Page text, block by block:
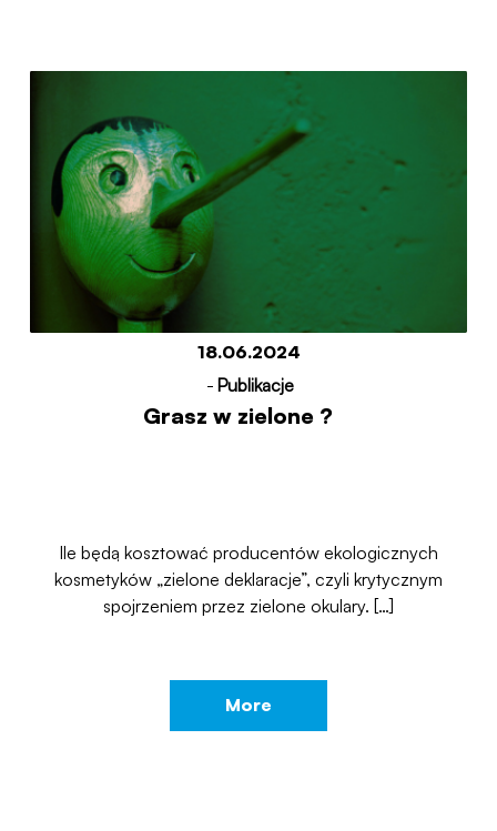
18.06.2024
- Publikacje
Grasz w zielone ?
Ile będą kosztować producentów ekologicznych
kosmetyków „zielone deklaracje”, czyli krytycznym
spojrzeniem przez zielone okulary. […]
More